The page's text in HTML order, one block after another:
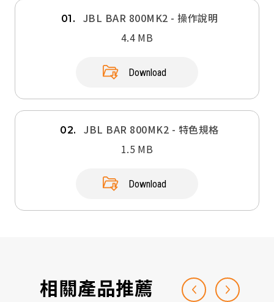
01.
JBL BAR 800MK2 - 操作說明
4.4 MB
Download
02.
JBL BAR 800MK2 - 特色規格
1.5 MB
Download
相關產品推薦